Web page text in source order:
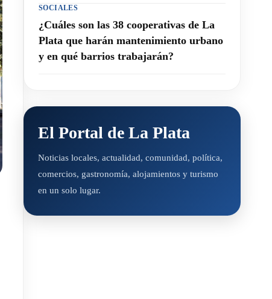
SOCIALES
¿Cuáles son las 38 cooperativas de La
Plata que harán mantenimiento urbano
y en qué barrios trabajarán?
El Portal de La Plata
Noticias locales, actualidad, comunidad, política,
comercios, gastronomía, alojamientos y turismo
en un solo lugar.